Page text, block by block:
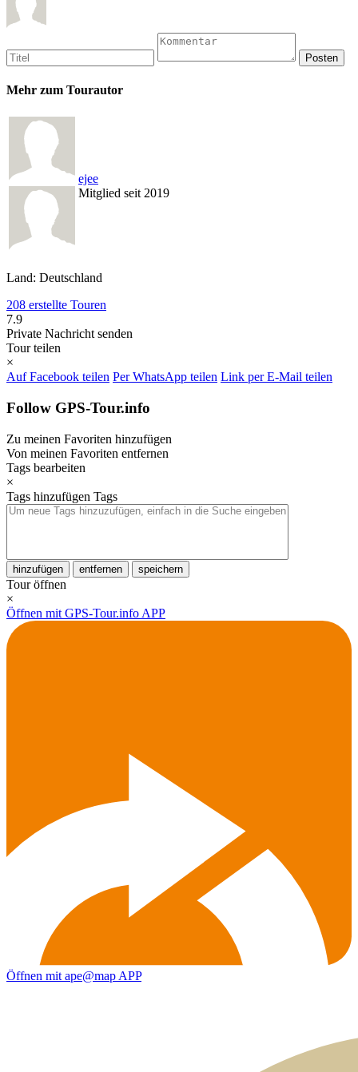
Mehr zum Tourautor
ejee
Mitglied seit 2019
Land: Deutschland
208 erstellte Touren
7.9
Private Nachricht senden
Tour teilen
×
Auf Facebook teilen Per WhatsApp teilen Link per E-Mail teilen
Follow GPS-Tour.info
Zu meinen Favoriten hinzufügen
Von meinen Favoriten entfernen
Tags bearbeiten
×
Tags hinzufügen Tags
hinzufügen entfernen speichern
Tour öffnen
×
Öffnen mit GPS-Tour.info APP
Öffnen mit ape@map APP